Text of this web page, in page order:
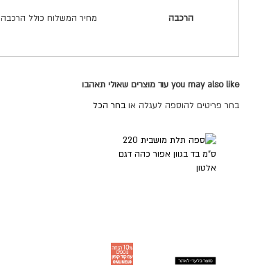
הרכבה מחיר המשלוח כולל הרכבה
you may also like עוד מוצרים שאולי תאהבו
בחר פריטים להוספה לעגלה או בחר הכל